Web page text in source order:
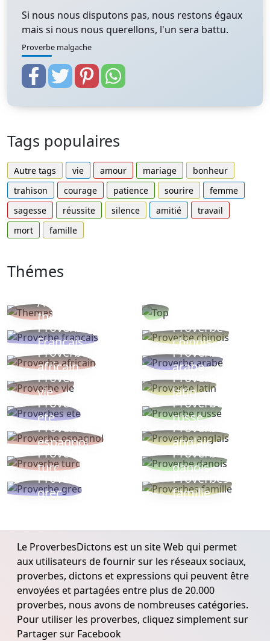
Si nous nous disputons pas, nous restons égaux
mais si nous nous querellons, l'un sera battu.
Proverbe malgache
Tags populaires
Autre tags vie amour mariage
bonheur
trahison
courage patience sourire
femme
sagesse
réussite silence amitié
travail
mort
famille
Thémes
Autres
thèmes
Proverbe
Français
Proverbe
chinois
Proverbe
africain
Proverbe
arabe
Proverbe
vie
Proverbe
latin
Proverbes
ete
Proverbe
russe
Proverbe
espagnol
Proverbe
anglais
Proverbe
turc
Proverbe
danois
Proverbe
grec
Proverbes
famille
Le ProverbesDictons est un site Web qui permet
aux utilisateurs de fournir sur les réseaux sociaux,
proverbes, dictons et expressions qui peuvent être
envoyées et partagées entre plus de 20.000
proverbes, nous avons de nombreuses catégories.
Pour utiliser les proverbes, cliquez simplement sur
Partager sur Facebook